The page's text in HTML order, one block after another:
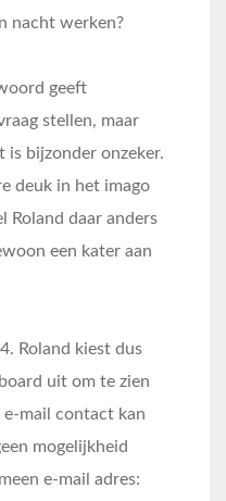
nacht werken?
geeft
stellen, maar
bijzonder onzeker.
deuk in het imago
Roland daar anders
een kater aan
Roland kiest dus
uit om te zien
mail contact kan
mogelijkheid
e-mail adres: